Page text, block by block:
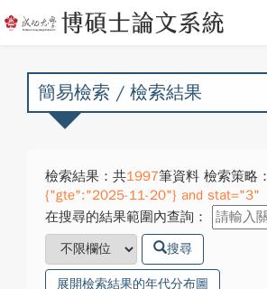
簡易檢索 / 檢索結果
檢索結果：共1997筆資料 檢索策略：
{"gte":"2025-11-20"} and stat="3"
在搜尋的結果範圍內查詢：
搜尋
展開檢索結果的年代分布圖